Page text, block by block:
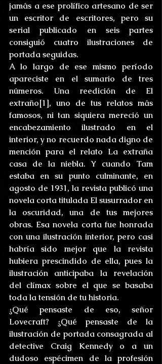
jamás a ese prolífico artesano de ser
un escritor de escritores, pero su
serial publicado en seis partes
consiguió cuatro ilustraciones de
portada seguidas.
A lo largo de ese mismo período
apareciste en el sumario de tres
números. Una reedición de El
extraño[1], uno de tus relatos más
famosos, ni tan siquiera mereció un
encabezamiento ilustrado en el
interior, y no recuerdo nada digno de
mención para el relato La extraña
casa de la niebla. Y cuando Tam
estaba en su punto culminante, en
agosto de 1931, la revista publicó una
novela corta titulada El susurrador en
la oscuridad, una de tus mejores
obras. Esa novela corta fue honrada
con una ilustración interior, pero casi
habría sido mejor que la revista
hubiera prescindido de ella, pues la
ilustración anticipaba la revelación
del clímax sobre el que se basaba
toda la tensión de tu historia.
¿Qué pensaste de eso, señor
Lovecraft? ¿Qué pensaste de la
ilustración de portada consagrada al
detective Craig Kennedy o a un
dudoso espécimen de la profesión